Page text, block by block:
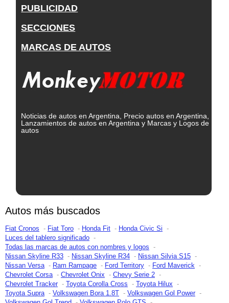
PUBLICIDAD
SECCIONES
MARCAS DE AUTOS
Noticias de autos en Argentina, Precio autos en Argentina,
Lanzamientos de autos en Argentina y Marcas y Logos de
autos
Autos más buscados
Fiat Cronos Fiat Toro Honda Fit
Honda Civic Si
Luces del tablero significado
Todas las marcas de autos con nombres y logos
Nissan Skyline R33
Nissan Skyline R34
Nissan Silvia S15
Nissan Versa
Ram Rampage Ford Territory
Ford Maverick
Chevrolet Corsa
Chevrolet Onix
Chevy Serie 2
Chevrolet Tracker
Toyota Corolla Cross
Toyota Hilux
Toyota Supra
Volkswagen Bora 1.8T
Volkswagen Gol Power